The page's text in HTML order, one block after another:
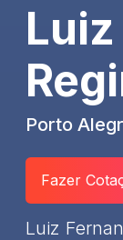
Porto
Fazer
Luiz